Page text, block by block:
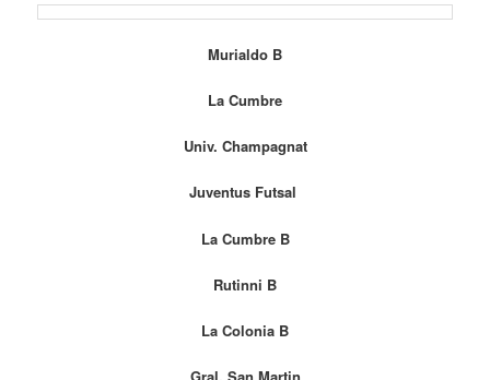
Murialdo B
La Cumbre
Univ. Champagnat
Juventus Futsal
La Cumbre B
Rutinni B
La Colonia B